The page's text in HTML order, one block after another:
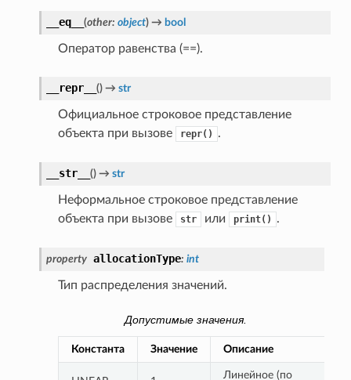
__eq__ (other: object) → bool
Оператор равенства (==).
__repr__ () → str
Официальное строковое представление
объекта при вызове
repr() .
__str__ () → str
Неформальное строковое представление
объекта при вызове
str или print() .
property allocationType: int
Тип распределения значений.
Допустимые значения.
Константа Значение Описание
Линейное (по